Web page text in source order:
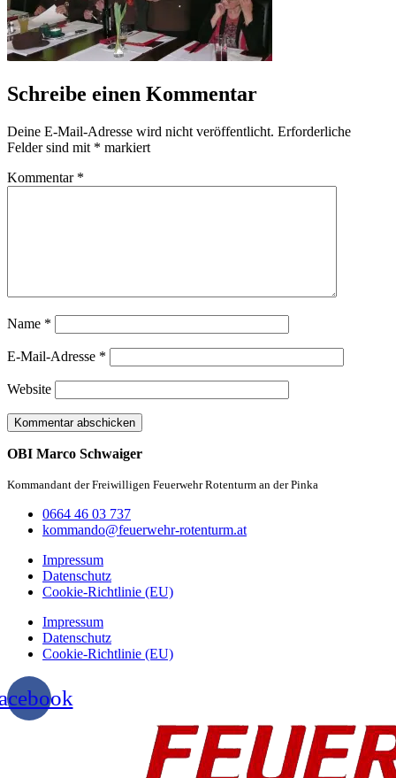
Schreibe einen Kommentar
Deine E-Mail-Adresse wird nicht veröffentlicht. Erforderliche
Felder sind mit * markiert
Kommentar *
Name *
E-Mail-Adresse *
Website
OBI Marco Schwaiger
Kommandant der Freiwilligen Feuerwehr Rotenturm an der Pinka
0664 46 03 737
kommando@feuerwehr-rotenturm.at
Impressum
Datenschutz
Cookie-Richtlinie (EU)
Impressum
Datenschutz
Cookie-Richtlinie (EU)